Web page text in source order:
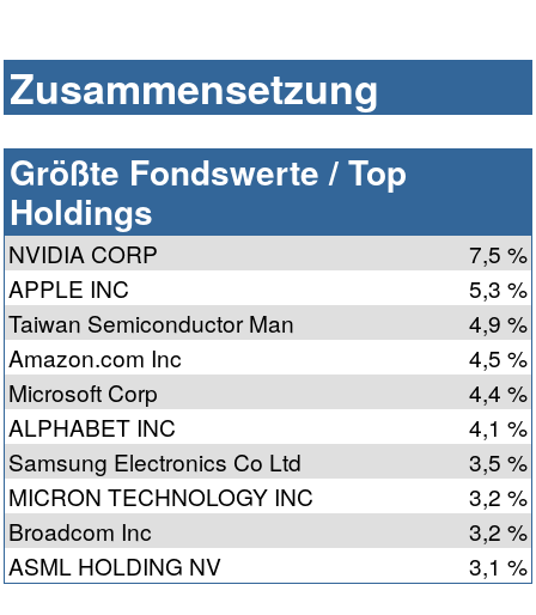
Zusammensetzung
Größte Fondswerte / Top
Holdings
NVIDIA CORP
7,5 %
APPLE INC
5,3 %
Taiwan Semiconductor Man
4,9 %
Amazon.com Inc
4,5 %
Microsoft Corp
4,4 %
ALPHABET INC
4,1 %
Samsung Electronics Co Ltd
3,5 %
MICRON TECHNOLOGY INC
3,2 %
Broadcom Inc
3,2 %
ASML HOLDING NV
3,1 %